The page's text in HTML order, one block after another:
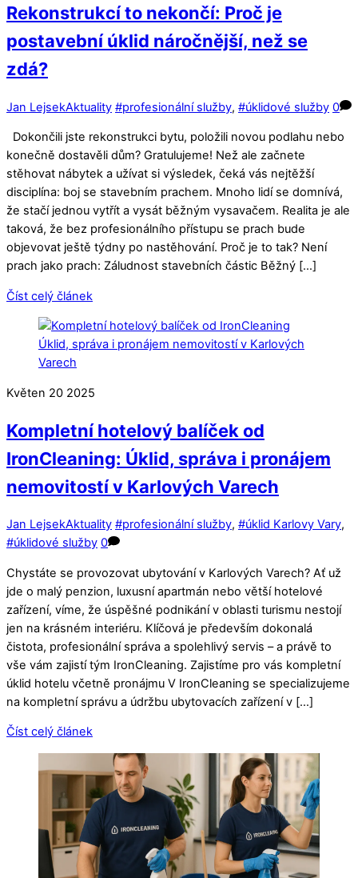
Rekonstrukcí to nekončí: Proč je
postavební úklid náročnější, než se
zdá?
Jan LejsekAktuality #profesionální služby, #úklidové služby 0
Dokončili jste rekonstrukci bytu, položili novou podlahu nebo
konečně dostavěli dům? Gratulujeme! Než ale začnete
stěhovat nábytek a užívat si výsledek, čeká vás nejtěžší
disciplína: boj se stavebním prachem. Mnoho lidí se domnívá,
že stačí jednou vytřít a vysát běžným vysavačem. Realita je ale
taková, že bez profesionálního přístupu se prach bude
objevovat ještě týdny po nastěhování. Proč je to tak? Není
prach jako prach: Záludnost stavebních částic Běžný […]
Číst celý článek
Květen 20 2025
Kompletní hotelový balíček od
IronCleaning: Úklid, správa i pronájem
nemovitostí v Karlových Varech
Jan LejsekAktuality #profesionální služby, #úklid Karlovy Vary,
#úklidové služby 0
Chystáte se provozovat ubytování v Karlových Varech? Ať už
jde o malý penzion, luxusní apartmán nebo větší hotelové
zařízení, víme, že úspěšné podnikání v oblasti turismu nestojí
jen na krásném interiéru. Klíčová je především dokonalá
čistota, profesionální správa a spolehlivý servis – a právě to
vše vám zajistí tým IronCleaning. Zajistíme pro vás kompletní
úklid hotelu včetně pronájmu V IronCleaning se specializujeme
na kompletní správu a údržbu ubytovacích zařízení v […]
Číst celý článek